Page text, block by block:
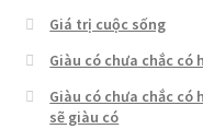
Giá trị cuộc sống
Giàu có chưa chắc có
Giàu có chưa chắc có
sẽ giàu có